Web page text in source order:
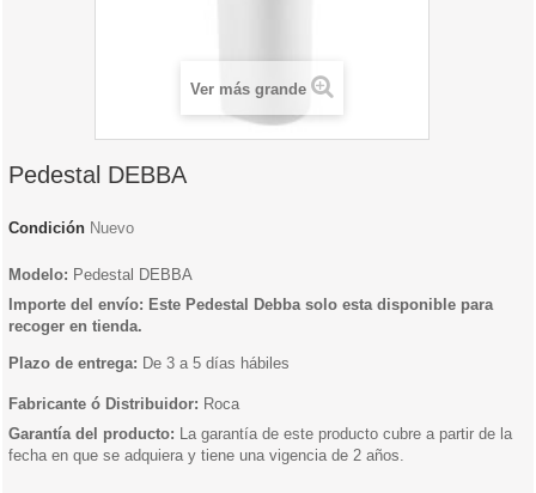
Ver más grande
Pedestal DEBBA
Condición Nuevo
Modelo: Pedestal DEBBA
Importe del envío: Este Pedestal Debba solo esta disponible para
recoger en tienda.
Plazo de entrega: De 3 a 5 días hábiles
Fabricante ó Distribuidor: Roca
Garantía del producto: La garantía de este producto cubre a partir de la
fecha en que se adquiera y tiene una vigencia de 2 años.